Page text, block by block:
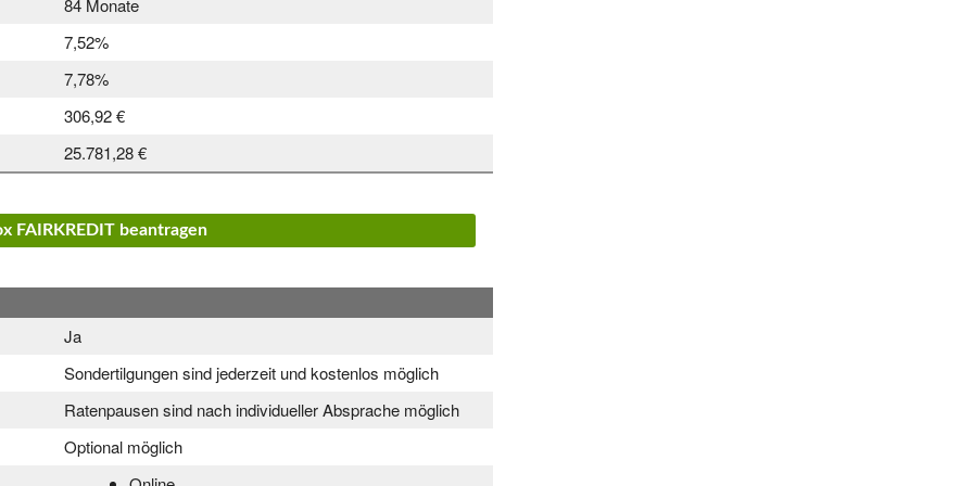
84 Monate
7,52%
7,78%
306,92 €
25.781,28 €
FAIRKREDIT beantragen
Ja
Sondertilgungen sind jederzeit und kostenlos möglich
Ratenpausen sind nach individueller Absprache möglich
Optional möglich